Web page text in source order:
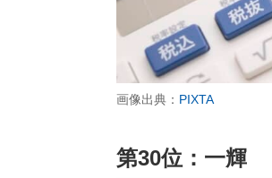
画像出典： PIXTA
第30位：一輝